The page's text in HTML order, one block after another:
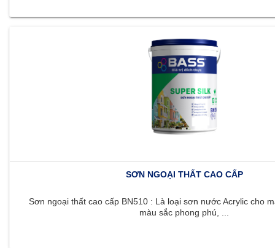
SƠN NGOẠI THẤT CAO CẤP
Sơn ngoại thất cao cấp BN510 : Là loại sơn nước Acrylic cho
màu sắc phong phú, ...